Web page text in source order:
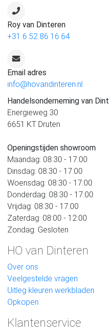
Roy van Dinteren
+31 6 52 86 16 64
Email adres
info@hovandinteren.nl
Handelsonderneming van
Energieweg 30
6651 KT Druten
Openingstijden showroom
Maandag: 08:30 - 17:00
Dinsdag: 08:30 - 17:00
Woensdag: 08:30 - 17:00
Donderdag: 08:30 - 17:00
Vrijdag: 08:30 - 17:00
Zaterdag: 08:00 - 12:00
Zondag: Gesloten
HO van Dinteren
Over ons
Veelgestelde vragen
Uitleg kleuren werkbladen
Opkopen
Klantenservice